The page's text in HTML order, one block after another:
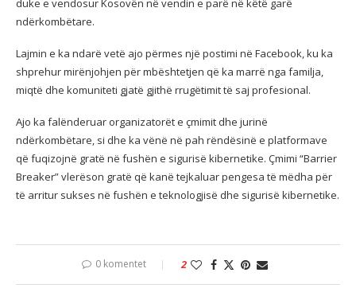
duke e vendosur Kosovën në vendin e parë në këtë garë
ndërkombëtare.
Lajmin e ka ndarë vetë ajo përmes një postimi në Facebook, ku ka
shprehur mirënjohjen për mbështetjen që ka marrë nga familja,
miqtë dhe komuniteti gjatë gjithë rrugëtimit të saj profesional.
Ajo ka falënderuar organizatorët e çmimit dhe jurinë
ndërkombëtare, si dhe ka vënë në pah rëndësinë e platformave
që fuqizojnë gratë në fushën e sigurisë kibernetike. Çmimi “Barrier
Breaker” vlerëson gratë që kanë tejkaluar pengesa të mëdha për
të arritur sukses në fushën e teknologjisë dhe sigurisë kibernetike.
0 komentet 2